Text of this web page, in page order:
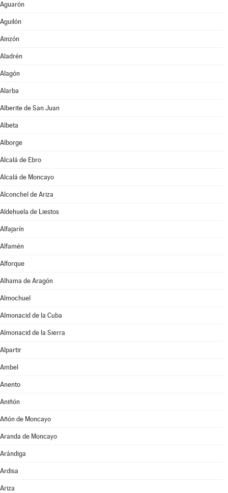
Aguarón
Aguilón
Ainzón
Aladrén
Alagón
Alarba
Alberite de San Juan
Albeta
Alborge
Alcalá de Ebro
Alcalá de Moncayo
Alconchel de Ariza
Aldehuela de Liestos
Alfajarín
Alfamén
Alforque
Alhama de Aragón
Almochuel
Almonacid de la Cuba
Almonacid de la Sierra
Alpartir
Ambel
Anento
Aniñón
Añón de Moncayo
Aranda de Moncayo
Arándiga
Ardisa
Ariza